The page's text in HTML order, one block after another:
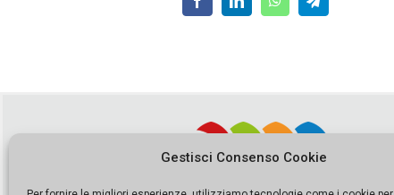
Gestisci Consenso Cookie